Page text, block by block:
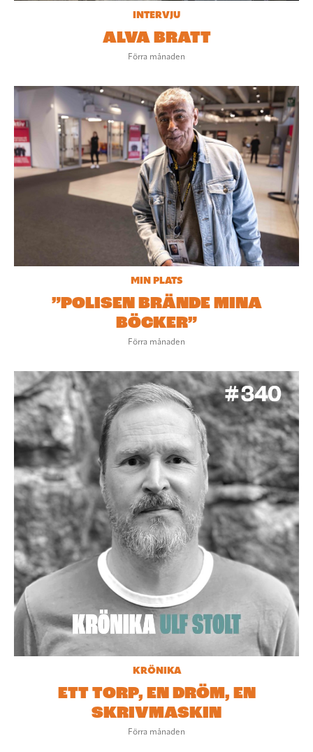
INTERVJU
ALVA BRATT
Förra månaden
MIN PLATS
”POLISEN BRÄNDE MINA
BÖCKER”
Förra månaden
KRÖNIKA
ETT TORP, EN DRÖM, EN
SKRIVMASKIN
Förra månaden